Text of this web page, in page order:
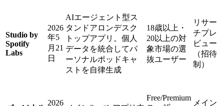
Studio by
Spotify
Labs
2026
年5
月21
日
AIエージェント型ス
タンドアロンデスク
トップアプリ。個人
データを統合してパ
ーソナルポッドキャ
ストを自律生成
18歳以上・
20以上の対
象市場の選
抜ユーザー
リサー
チプレ
ビュー
（招待
制）
2026
Free/Premium
メイン